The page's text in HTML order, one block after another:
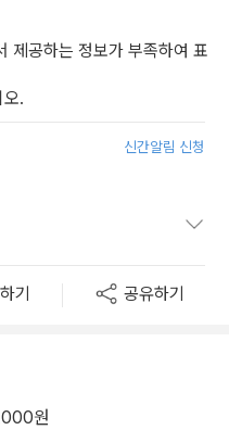
제공하는 정보가 부족하여 표
.
신간알림 신청
기 공유하기
원